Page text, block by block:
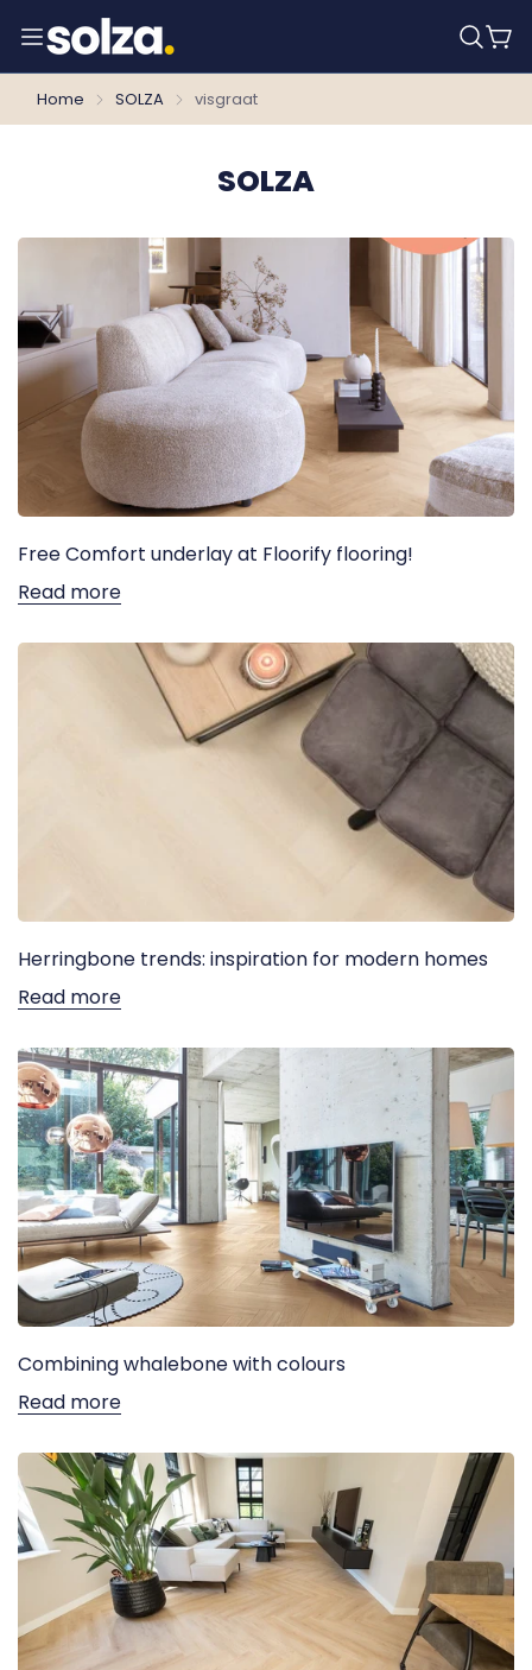
Home SOLZA visgraat
SOLZA
Free Comfort underlay at Floorify flooring!
Read more
Herringbone trends: inspiration for modern homes
Read more
Combining whalebone with colours
Read more